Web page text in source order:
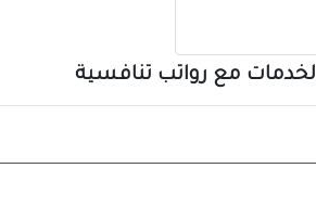
مع رواتب تنافسية